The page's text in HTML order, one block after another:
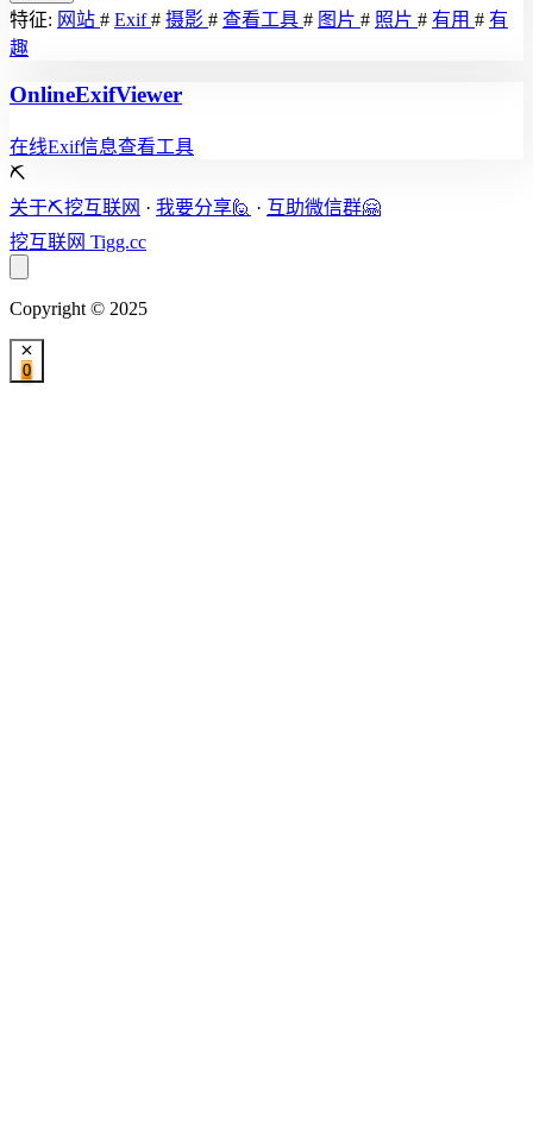
特征: 网站 # Exif# 摄影 # 查看工具 # 图片 # 照片 # 有用 # 有
趣
OnlineExifViewer
在线Exif信息查看工具
⛏️
关于⛏️挖互联网 · 我要分享🙋 · 互助微信群🤗
挖互联网 Tigg.cc
Copyright © 2025
0